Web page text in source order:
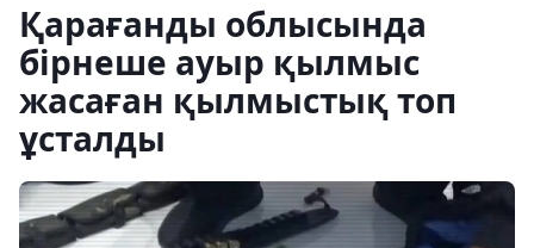
Қарағанды облысында
бірнеше ауыр қылмыс
жасаған қылмыстық топ
ұсталды